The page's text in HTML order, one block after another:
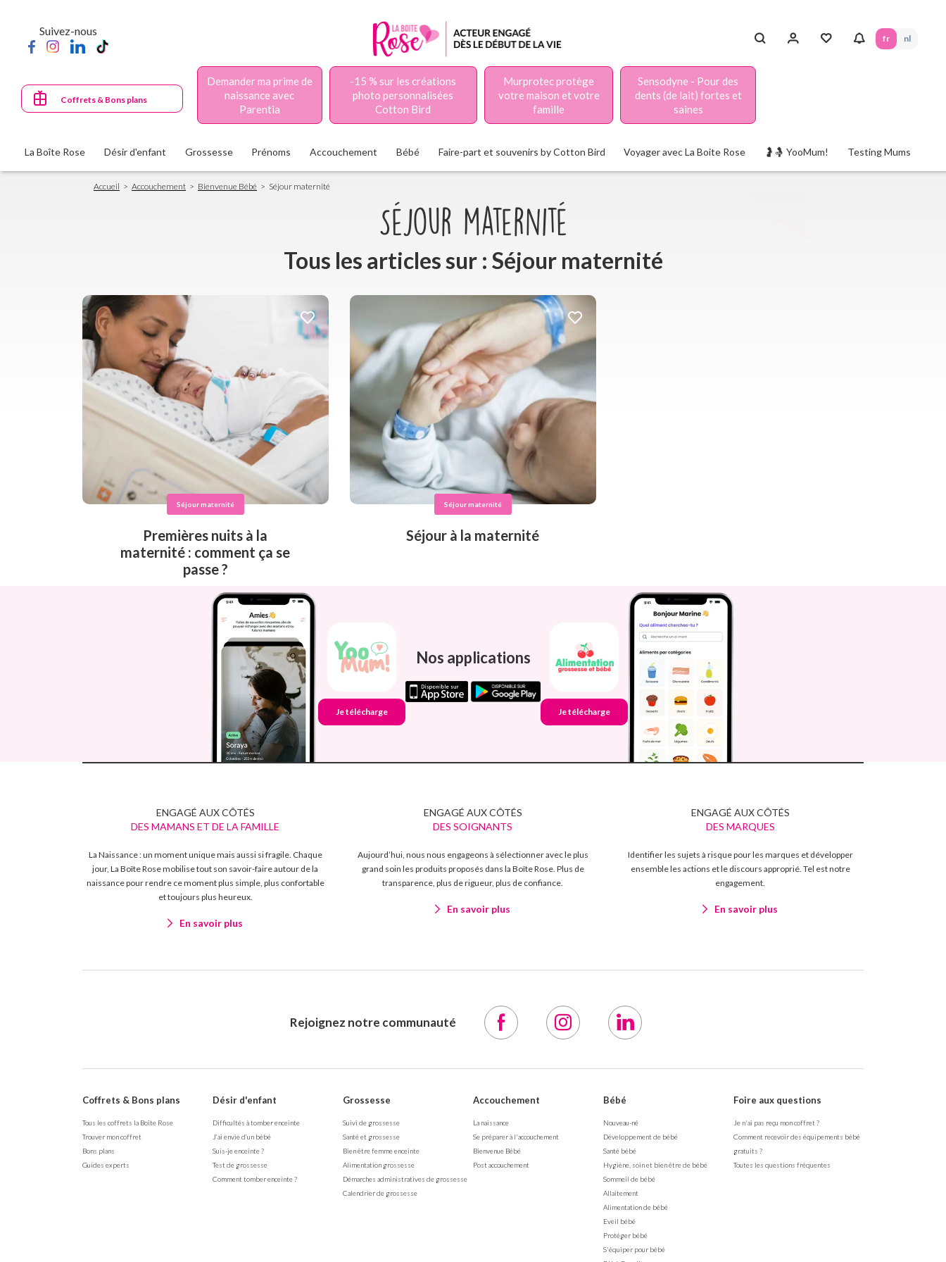
principal
Suivez-nous
fr nl
Coffrets & Bons plans
Demander ma prime de
naissance avec
Parentia
-15 % sur les créations
photo personnalisées
Cotton Bird
Murprotec protège
votre maison et votre
famille
Sensodyne - Pour des
dents (de lait) fortes et
saines
La Boîte Rose Désir d'enfant Grossesse Prénoms Accouchement Bébé Faire-part et souvenirs by Cotton Bird Voyager avec La Boite Rose 🤰🤱 YooMum! Testing Mums
Fil
d'Ariane
Accueil Accouchement Bienvenue Bébé Séjour maternité
Séjour maternité
Tous les articles sur : Séjour maternité
Séjour maternité
Premières nuits à la
maternité : comment ça se
passe ?
Séjour maternité
Séjour à la maternité
Je télécharge
Nos applications
Je télécharge
ENGAGÉ AUX CÔTÉS
DES MAMANS ET DE LA FAMILLE
La Naissance : un moment unique mais aussi si fragile. Chaque
jour, La Boîte Rose mobilise tout son savoir-faire autour de la
naissance pour rendre ce moment plus simple, plus confortable
et toujours plus heureux.
En savoir plus
ENGAGÉ AUX CÔTÉS
DES SOIGNANTS
Aujourd’hui, nous nous engageons à sélectionner avec le plus
grand soin les produits proposés dans la Boîte Rose. Plus de
transparence, plus de rigueur, plus de confiance.
En savoir plus
ENGAGÉ AUX CÔTÉS
DES MARQUES
Identifier les sujets à risque pour les marques et développer
ensemble les actions et le discours approprié. Tel est notre
engagement.
En savoir plus
Rejoignez notre communauté
Coffrets & Bons plans
Tous les coffrets la Boîte Rose
Trouver mon coffret
Bons plans
Guides experts
Désir d'enfant
Difficultés à tomber enceinte
J’ai envie d’un bébé
Suis-je enceinte ?
Test de grossesse
Comment tomber enceinte ?
Grossesse
Suivi de grossesse
Santé et grossesse
Bien être femme enceinte
Alimentation grossesse
Démarches administratives de grossesse
Calendrier de grossesse
Accouchement
La naissance
Se préparer à l'accouchement
Bienvenue Bébé
Post accouchement
Bébé
Nouveau-né
Développement de bébé
Santé bébé
Hygiène, soin et bien être de bébé
Sommeil de bébé
Allaitement
Alimentation de bébé
Eveil bébé
Protéger bébé
S'équiper pour bébé
Foire aux questions
Je n'ai pas reçu mon coffret ?
Comment recevoir des équipements bébé
gratuits ?
Toutes les questions fréquentes